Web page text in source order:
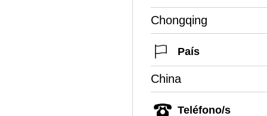
Chongqing
País
China
Teléfono/s